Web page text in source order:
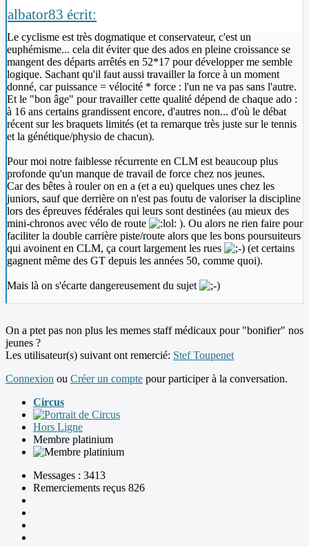
albator83 écrit:
Le cyclisme est très dogmatique et conservateur, c'est un
euphémisme... cela dit éviter que des ados en pleine croissance se
mangent des départs arrêtés en 52*17 pour développer me semble
logique. Sachant qu'il faut aussi travailler la force à un moment
donné, car puissance = vélocité * force : l'un ne va pas sans l'autre.
Et le "bon âge" pour travailler cette qualité dépend de chaque ado :
à 16 ans certains grandissent encore, d'autres non... d'où le débat
récent sur les braquets limités (et ta remarque très juste sur le tennis
et la génétique/physio de chacun).
Pour moi notre faiblesse récurrente en CLM est beaucoup plus
profonde qu'un manque de travail de force chez nos jeunes.
Car des bêtes à rouler on en a (et a eu) quelques unes chez les
juniors, sauf que derrière on n'est pas foutu de valoriser la discipline
lors des épreuves fédérales qui leurs sont destinées (au mieux des
mini-chronos avec vélo de route
). Ou alors ne rien faire pour
faciliter la double carrière piste/route alors que les bons poursuiteurs
qui avoinent en CLM, ça court largement les rues
(et certains
gagnent même des GT depuis les années 50, comme quoi).
Mais là on s'écarte dangereusement du sujet
On a ptet pas non plus les memes staff médicaux pour "bonifier" nos
jeunes ?
Les utilisateur(s) suivant ont remercié: Stef Toupenet
Connexion ou Créer un compte pour participer à la conversation.
Circus
Hors Ligne
Membre platinium
Messages : 3413
Remerciements reçus 826